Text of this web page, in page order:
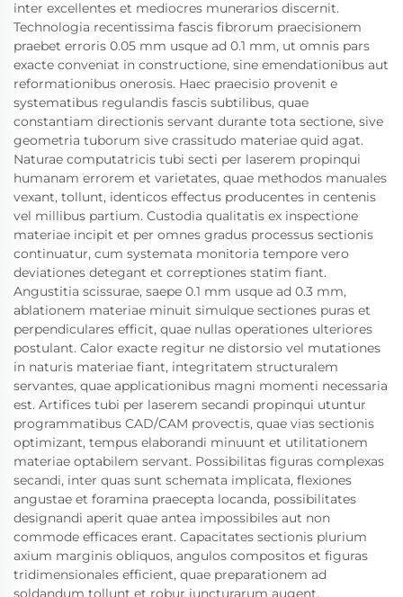
inter excellentes et mediocres munerarios discernit.
Technologia recentissima fascis fibrorum praecisionem
praebet erroris 0.05 mm usque ad 0.1 mm, ut omnis pars
exacte conveniat in constructione, sine emendationibus aut
reformationibus onerosis. Haec praecisio provenit e
systematibus regulandis fascis subtilibus, quae
constantiam directionis servant durante tota sectione, sive
geometria tuborum sive crassitudo materiae quid agat.
Naturae computatricis tubi secti per laserem propinqui
humanam errorem et varietates, quae methodos manuales
vexant, tollunt, identicos effectus producentes in centenis
vel millibus partium. Custodia qualitatis ex inspectione
materiae incipit et per omnes gradus processus sectionis
continuatur, cum systemata monitoria tempore vero
deviationes detegant et correptiones statim fiant.
Angustitia scissurae, saepe 0.1 mm usque ad 0.3 mm,
ablationem materiae minuit simulque sectiones puras et
perpendiculares efficit, quae nullas operationes ulteriores
postulant. Calor exacte regitur ne distorsio vel mutationes
in naturis materiae fiant, integritatem structuralem
servantes, quae applicationibus magni momenti necessaria
est. Artifices tubi per laserem secandi propinqui utuntur
programmatibus CAD/CAM provectis, quae vias sectionis
optimizant, tempus elaborandi minuunt et utilitationem
materiae optabilem servant. Possibilitas figuras complexas
secandi, inter quas sunt schemata implicata, flexiones
angustae et foramina praecepta locanda, possibilitates
designandi aperit quae antea impossibiles aut non
commode efficaces erant. Capacitates sectionis plurium
axium marginis obliquos, angulos compositos et figuras
tridimensionales efficient, quae preparationem ad
soldandum tollunt et robur iuncturarum augent.